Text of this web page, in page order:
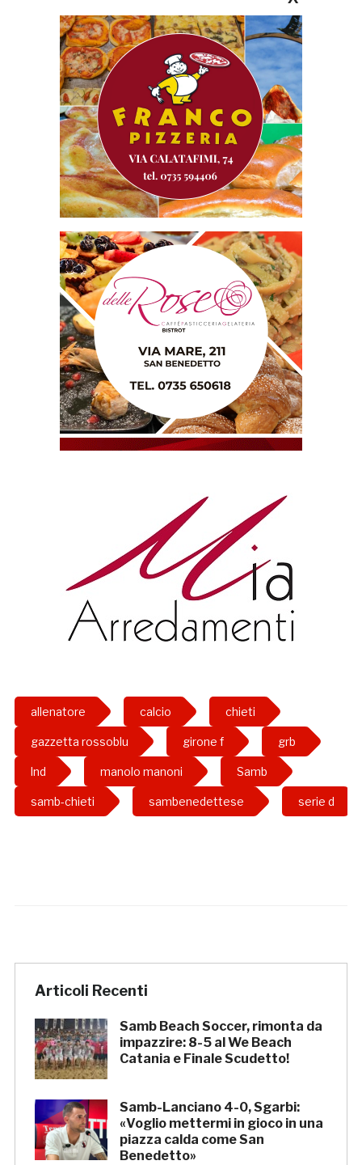
allenatore calcio chieti
gazzetta rossoblu girone f grb
lnd manolo manoni Samb
samb-chieti sambenedettese serie d
Articoli Recenti
Samb Beach Soccer, rimonta da
impazzire: 8-5 al We Beach
Catania e Finale Scudetto!
Samb-Lanciano 4-0, Sgarbi:
«Voglio mettermi in gioco in una
piazza calda come San
Benedetto»